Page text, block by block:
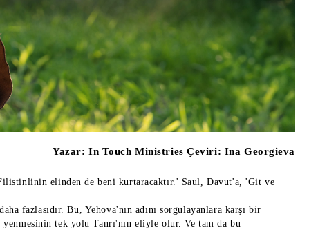
Yazar: In Touch Ministries Çeviri: Ina Georgieva
elinden de beni kurtaracaktır.' Saul, Davut'a, 'Git ve
fazlasıdır. Bu, Yehova'nın adını sorgulayanlara karşı bir
tek yolu Tanrı'nın eliyle olur. Ve tam da bu